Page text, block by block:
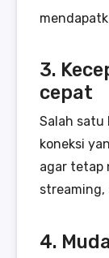
3.
cepat
Salah satu
koneksi
agar tetap
4.